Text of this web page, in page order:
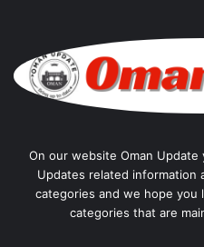
On our website Oman Update
Updates related information
categories and we hope
categories that are